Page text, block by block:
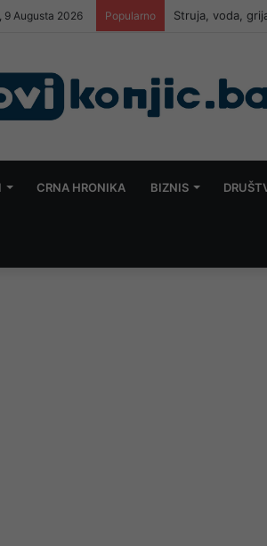
9 Augusta 2026 Popularno Struja, voda,
CRNA HRONIKA BIZNIS